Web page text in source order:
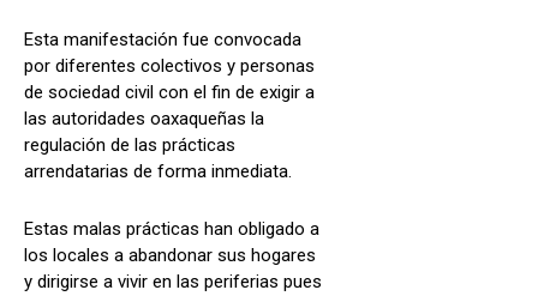
Esta manifestación fue convocada
por diferentes colectivos y personas
de sociedad civil con el fin de exigir a
las autoridades oaxaqueñas la
regulación de las prácticas
arrendatarias de forma inmediata.
Estas malas prácticas han obligado a
los locales a abandonar sus hogares
y dirigirse a vivir en las periferias pues